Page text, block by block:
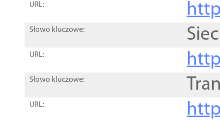
URL:
Słowo kluczowe:
URL:
Słowo kluczowe:
URL: